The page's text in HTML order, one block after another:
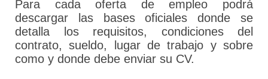
Para cada oferta de empleo podrá
descargar las bases oficiales donde se
detalla los requisitos, condiciones del
contrato, sueldo, lugar de trabajo y sobre
como y donde debe enviar su CV.